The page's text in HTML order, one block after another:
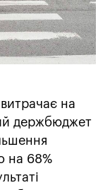
на
держбюджет
на 68%